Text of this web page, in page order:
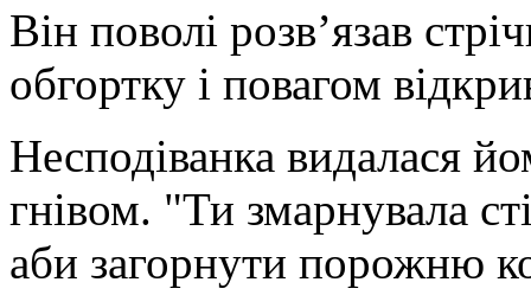
Він поволі розв’язав
обгортку і повагом
Несподіванка видалася
гнівом. "Ти змарнувала
аби загорнути порожню